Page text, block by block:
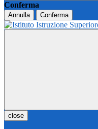
Conferma
Annulla Conferma
close